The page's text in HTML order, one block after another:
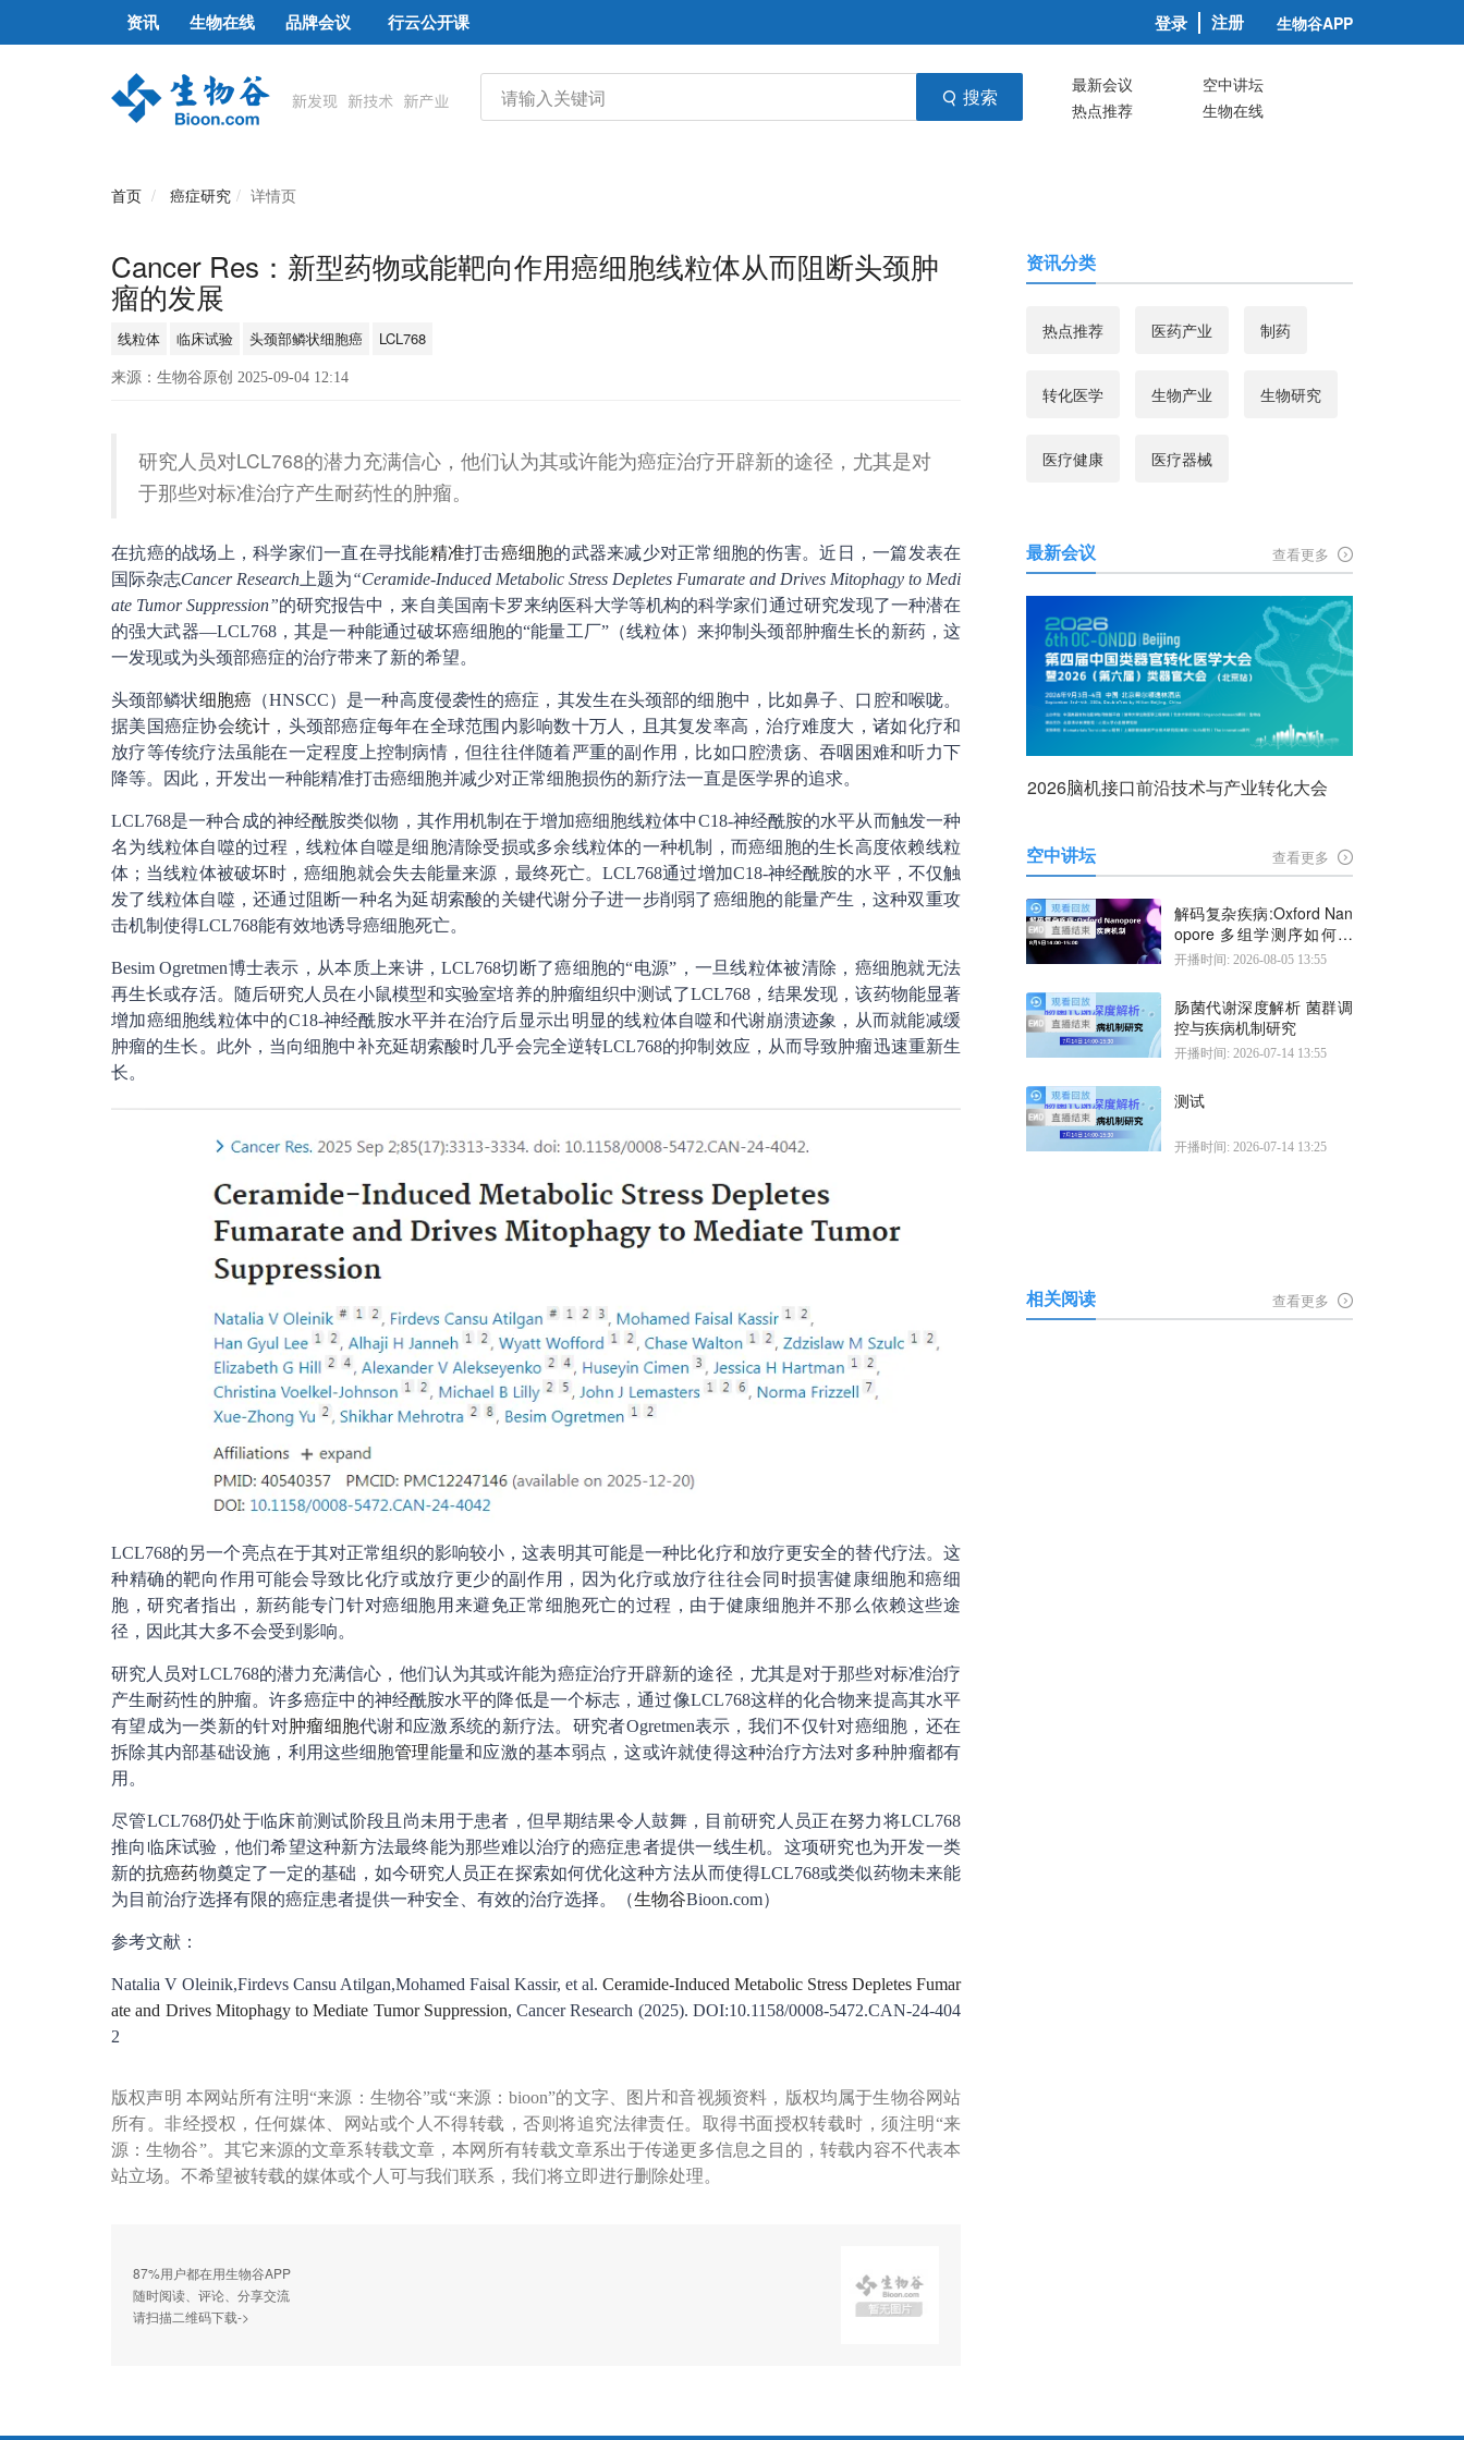
资讯 生物在线 品牌会议 行云公开课 登录 注册 生物谷APP
搜索 最新会议
空中讲坛
热点推荐
生物在线
首页 癌症研究 详情页
Cancer Res：新型药物或能靶向作用癌细胞线粒体从而阻断头颈肿
瘤的发展
线粒体 临床试验 头颈部鳞状细胞癌 LCL768
来源：生物谷原创 2025-09-04 12:14
研究人员对LCL768的潜力充满信心，他们认为其或许能为癌症治疗开辟新的途径，尤其是对
于那些对标准治疗产生耐药性的肿瘤。
在抗癌的战场上，科学家们一直在寻找能精准打击癌细胞的武器来减少对正常细胞的伤害。近日，一篇发表在
国际杂志Cancer Research 上题为“Ceramide-Induced Metabolic Stress Depletes Fumarate and Drives Mitophagy to Medi
ate Tumor Suppression”的研究报告中，来自美国南卡罗来纳医科大学等机构的科学家们通过研究发现了一种潜在
的强大武器—LCL768，其是一种能通过破坏癌细胞的“能量工厂”（线粒体）来抑制头颈部肿瘤生长的新药，这
一发现或为头颈部癌症的治疗带来了新的希望。
头颈部鳞状细胞癌（HNSCC）是一种高度侵袭性的癌症，其发生在头颈部的细胞中，比如鼻子、口腔和喉咙。
据美国癌症协会统计 ，头颈部癌症每年在全球范围内影响数十万人，且其复发率高，治疗难度大，诸如化疗和
放疗等传统疗法虽能在一定程度上控制病情，但往往伴随着严重的副作用，比如口腔溃疡、吞咽困难和听力下
降等。因此，开发出一种能精准打击癌细胞并减少对正常细胞损伤的新疗法一直是医学界的追求。
LCL768是一种合成的神经酰胺类似物，其作用机制在于增加癌细胞线粒体中C18-神经酰胺的水平从而触发一种
名为线粒体自噬的过程，线粒体自噬是细胞清除受损或多余线粒体的一种机制，而癌细胞的生长高度依赖线粒
体；当线粒体被破坏时，癌细胞就会失去能量来源，最终死亡。LCL768通过增加C18-神经酰胺的水平，不仅触
发了线粒体自噬，还通过阻断一种名为延胡索酸的关键代谢分子进一步削弱了癌细胞的能量产生，这种双重攻
击机制使得LCL768能有效地诱导癌细胞死亡。
Besim Ogretmen博士表示，从本质上来讲，LCL768切断了癌细胞的“电源”，一旦线粒体被清除，癌细胞就无法
再生长或存活。随后研究人员在小鼠模型和实验室培养的肿瘤组织中测试了LCL768，结果发现，该药物能显著
增加癌细胞线粒体中的C18-神经酰胺水平并在治疗后显示出明显的线粒体自噬和代谢崩溃迹象，从而就能减缓
肿瘤的生长。此外，当向细胞中补充延胡索酸时几乎会完全逆转LCL768的抑制效应，从而导致肿瘤迅速重新生
长。
LCL768的另一个亮点在于其对正常组织的影响较小，这表明其可能是一种比化疗和放疗更安全的替代疗法。这
种精确的靶向作用可能会导致比化疗或放疗更少的副作用，因为化疗或放疗往往会同时损害健康细胞和癌细
胞，研究者指出，新药能专门针对癌细胞用来避免正常细胞死亡的过程，由于健康细胞并不那么依赖这些途
径，因此其大多不会受到影响。
研究人员对LCL768的潜力充满信心，他们认为其或许能为癌症治疗开辟新的途径，尤其是对于那些对标准治疗
产生耐药性的肿瘤。许多癌症中的神经酰胺水平的降低是一个标志，通过像LCL768这样的化合物来提高其水平
有望成为一类新的针对肿瘤细胞代谢和应激系统的新疗法。研究者Ogretmen表示，我们不仅针对癌细胞，还在
拆除其内部基础设施，利用这些细胞管理能量和应激的基本弱点，这或许就使得这种治疗方法对多种肿瘤都有
用。
尽管LCL768仍处于临床前测试阶段且尚未用于患者，但早期结果令人鼓舞，目前研究人员正在努力将LCL768
推向临床试验，他们希望这种新方法最终能为那些难以治疗的癌症患者提供一线生机。这项研究也为开发一类
新的抗癌药物奠定了一定的基础，如今研究人员正在探索如何优化这种方法从而使得LCL768或类似药物未来能
为目前治疗选择有限的癌症患者提供一种安全、有效的治疗选择。（生物谷Bioon.com）
参考文献：
Natalia V Oleinik,Firdevs Cansu Atilgan,Mohamed Faisal Kassir, et al. Ceramide-Induced Metabolic Stress Depletes Fumar
ate and Drives Mitophagy to Mediate Tumor Suppression, Cancer Research (2025). DOI:10.1158/0008-5472.CAN-24-404
2
版权声明 本网站所有注明“来源：生物谷”或“来源：bioon”的文字、图片和音视频资料，版权均属于生物谷网站
所有。非经授权，任何媒体、网站或个人不得转载，否则将追究法律责任。取得书面授权转载时，须注明“来
源：生物谷”。其它来源的文章系转载文章，本网所有转载文章系出于传递更多信息之目的，转载内容不代表本
站立场。不希望被转载的媒体或个人可与我们联系，我们将立即进行删除处理。
87%用户都在用生物谷APP
随时阅读、评论、分享交流
请扫描二维码下载->
资讯分类
热点推荐 医药产业 制药
转化医学 生物产业 生物研究
医疗健康 医疗器械
最新会议 查看更多
2026脑机接口前沿技术与产业转化大会
空中讲坛 查看更多
解码复杂疾病:Oxford Nan
opore 多组学测序如何揭
示疾病机制
开播时间: 2026-08-05 13:55
肠菌代谢深度解析 菌群调
控与疾病机制研究
开播时间: 2026-07-14 13:55
测试
开播时间: 2026-07-14 13:25
相关阅读 查看更多